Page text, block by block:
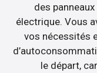
des
électrique. Vous
vos nécessités
le départ,